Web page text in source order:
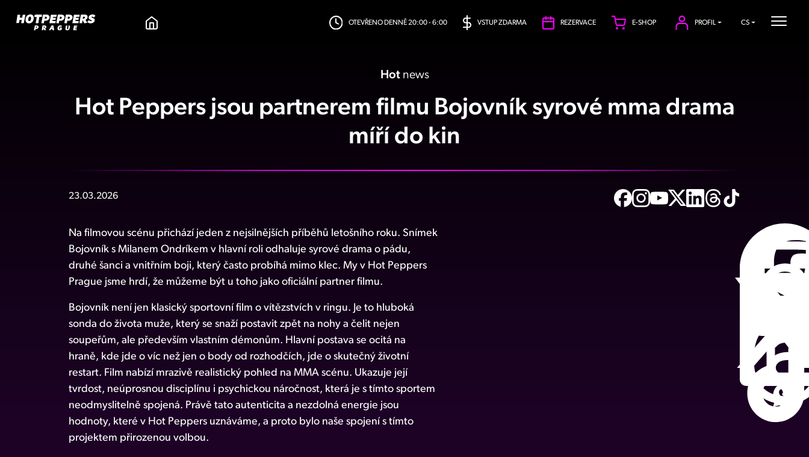
OTEVŘENO DENNĚ 20:00 - 6:00 VSTUP ZDARMA REZERVACE E-SHOP PROFIL CS
Hotnews
Hot Peppers jsou partnerem filmu Bojovník syrové mma drama
míří do kin
23.03.2026
Na filmovou scénu přichází jeden z nejsilnějších příběhů letošního roku. Snímek
Bojovník s Milanem Ondríkem v hlavní roli odhaluje syrové drama o pádu,
druhé šanci a vnitřním boji, který často probíhá mimo klec. My v Hot Peppers
Prague jsme hrdí, že můžeme být u toho jako oficiální partner filmu.
Bojovník není jen klasický sportovní film o vítězstvích v ringu. Je to hluboká
sonda do života muže, který se snaží postavit zpět na nohy a čelit nejen
soupeřům, ale především vlastním démonům. Hlavní postava se ocitá na
hraně, kde jde o víc než jen o body od rozhodčích, jde o skutečný životní
restart. Film nabízí mrazivě realistický pohled na MMA scénu. Ukazuje její
tvrdost, neúprosnou disciplínu i psychickou náročnost, která je s tímto sportem
neodmyslitelně spojená. Právě tato autenticita a nezdolná energie jsou
hodnoty, které v Hot Peppers uznáváme, a proto bylo naše spojení s tímto
projektem přirozenou volbou.